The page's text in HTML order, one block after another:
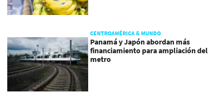
CENTROAMÉRICA & MUNDO
Panamá y Japón abordan más
financiamiento para ampliación del
metro